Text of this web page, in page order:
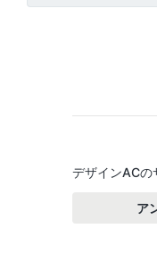
デザインACの
ア